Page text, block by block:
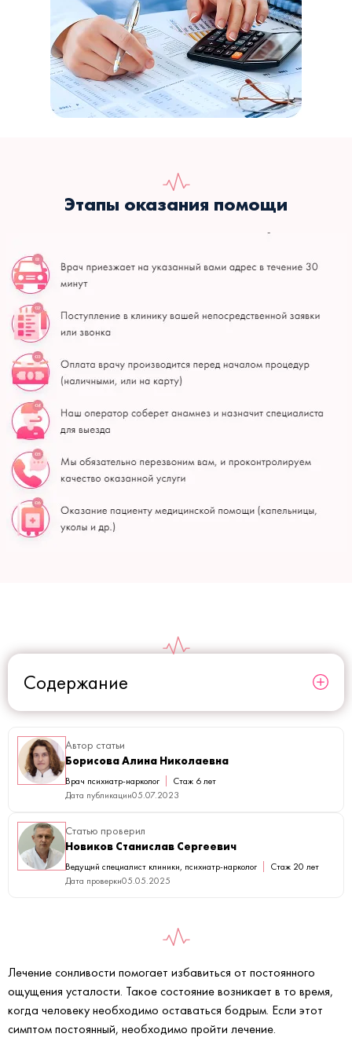
Этапы оказания помощи
Содержание
Автор статьи
Борисова Алина Николаевна
Врач психиатр-нарколог
Стаж 6 лет
Дата публикации05.07.2023
Статью проверил
Новиков Станислав Сергеевич
Ведущий специалист клиники, психиатр-нарколог
Стаж 20 лет
Дата проверки05.05.2025
Лечение сонливости помогает избавиться от постоянного
ощущения усталости. Такое состояние возникает в то время,
когда человеку необходимо оставаться бодрым. Если этот
симптом постоянный, необходимо пройти лечение.